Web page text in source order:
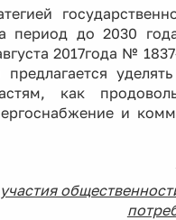
период до 2030
2017года №
как
и